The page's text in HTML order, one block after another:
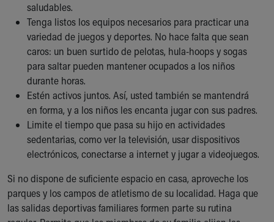
saludables.
Tenga listos los equipos necesarios para practicar una
variedad de juegos y deportes. No hace falta que sean
caros: un buen surtido de pelotas, hula-hoops y sogas
para saltar pueden mantener ocupados a los niños
durante horas.
Estén activos juntos. Así, usted también se mantendrá
en forma, y a los niños les encanta jugar con sus padres.
Limite el tiempo que pasa su hijo en actividades
sedentarias, como ver la televisión, usar dispositivos
electrónicos, conectarse a internet y jugar a videojuegos.
Si no dispone de suficiente espacio en casa, aproveche los
parques y los campos de atletismo de su localidad. Haga que
las salidas deportivas familiares formen parte su rutina